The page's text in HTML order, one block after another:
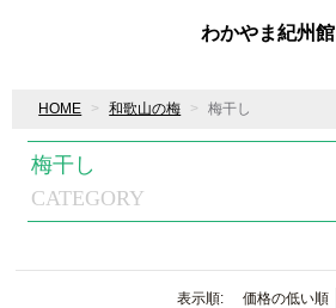
わかやま紀州館
HOME 和歌山の梅 梅干し
CATEGORY
梅干し
表示順: 価格の低い順